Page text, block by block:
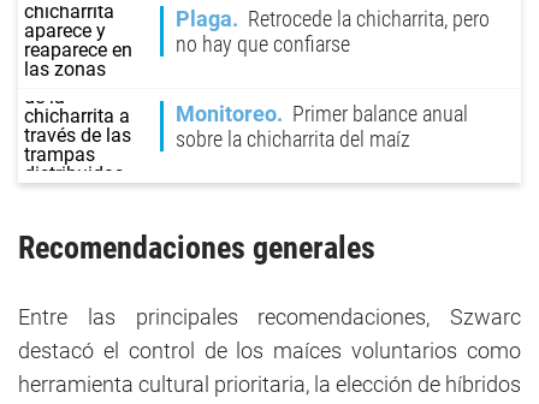
Plaga
Retrocede la chicharrita, pero
no hay que confiarse
Monitoreo
Primer balance anual
sobre la chicharrita del maíz
Recomendaciones generales
Entre las principales recomendaciones, Szwarc
destacó el control de los maíces voluntarios como
herramienta cultural prioritaria, la elección de híbridos